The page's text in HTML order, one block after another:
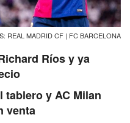
REAL MADRID CF | FC BARCELONA
Ríos y ya
tablero y AC Milan
venta